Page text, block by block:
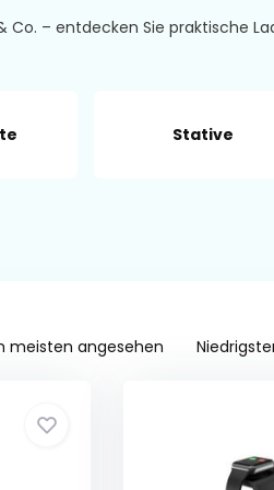
– entdecken Sie praktische
Stative
meisten angesehen